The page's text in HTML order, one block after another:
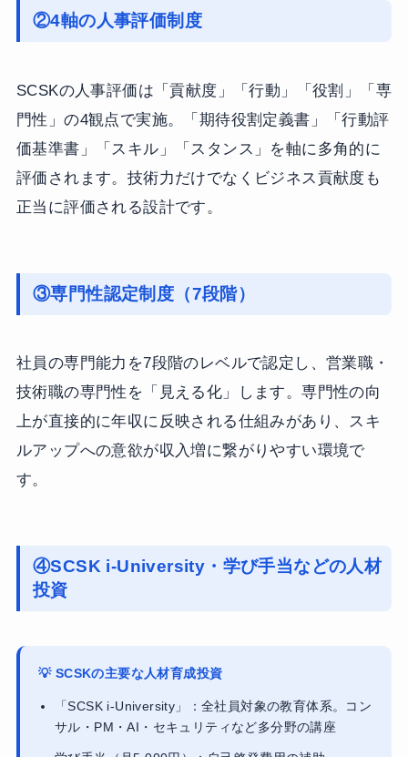
②4軸の人事評価制度
SCSKの人事評価は「貢献度」「行動」「役割」「専
門性」の4観点で実施。「期待役割定義書」「行動評
価基準書」「スキル」「スタンス」を軸に多角的に
評価されます。技術力だけでなくビジネス貢献度も
正当に評価される設計です。
③専門性認定制度（7段階）
社員の専門能力を7段階のレベルで認定し、営業職・
技術職の専門性を「見える化」します。専門性の向
上が直接的に年収に反映される仕組みがあり、スキ
ルアップへの意欲が収入増に繋がりやすい環境で
す。
④SCSK i-University・学び手当などの人材
投資
💡 SCSKの主要な人材育成投資
「SCSK i-University」：全社員対象の教育体系。コン
サル・PM・AI・セキュリティなど多分野の講座